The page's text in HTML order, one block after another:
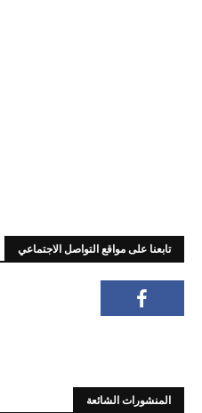
تابعنا على مواقع التواصل الاجتماعي
المنشورات الشائعة